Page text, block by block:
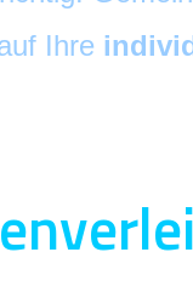
Ihre